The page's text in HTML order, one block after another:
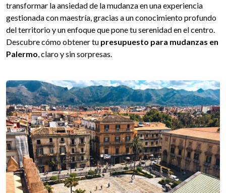
transformar la ansiedad de la mudanza en una experiencia
gestionada con maestría, gracias a un conocimiento profundo
del territorio y un enfoque que pone tu serenidad en el centro.
Descubre cómo obtener tu presupuesto para mudanzas en
Palermo, claro y sin sorpresas.